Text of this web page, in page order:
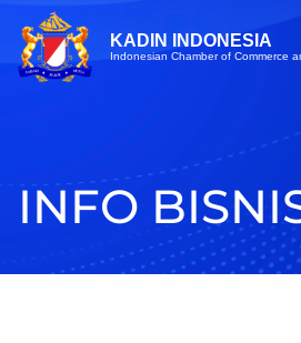
KADIN INDONESIA
Indonesian Chamber of Commerce
INFO